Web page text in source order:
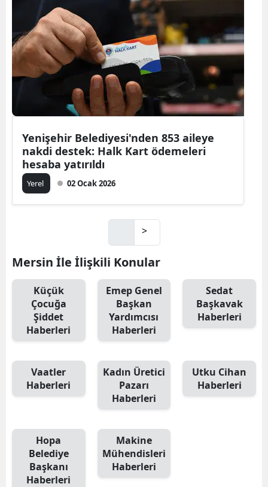
Yenişehir Belediyesi'nden 853 aileye
nakdi destek: Halk Kart ödemeleri
hesaba yatırıldı
Yerel 02 Ocak 2026
>
Mersin İle İlişkili Konular
Küçük
Çocuğa
Şiddet
Haberleri
Emep Genel
Başkan
Yardımcısı
Haberleri
Sedat
Başkavak
Haberleri
Vaatler
Haberleri
Kadın Üretici
Pazarı
Haberleri
Utku Cihan
Haberleri
Hopa
Belediye
Başkanı
Haberleri
Makine
Mühendisleri
Haberleri